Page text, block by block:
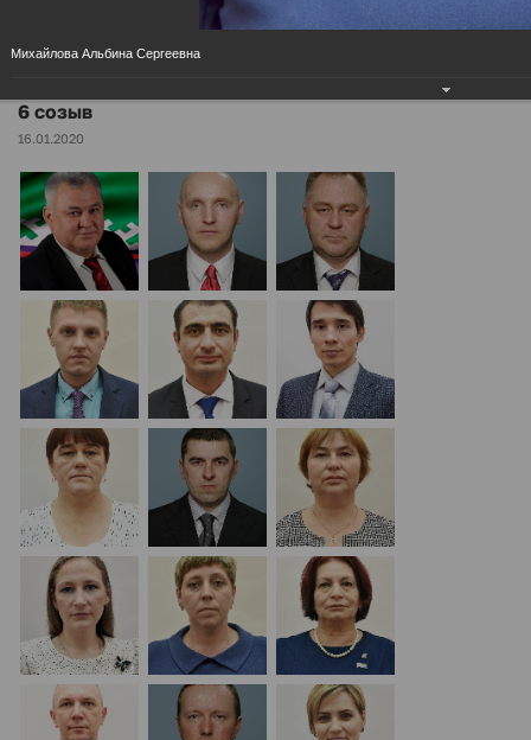
6 созыв
16.01.2020
Михайлова Альбина Сергеевна